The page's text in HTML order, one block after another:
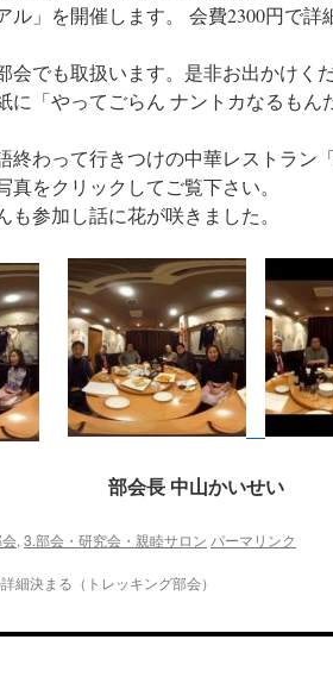
ル」を開催します。 会費2300円で詳
会でも取扱います。是非お出かけくだ
に「やってごらん ナントカなるもん
終わって行きつけの中華レストラン
真をクリックしてご覧下さい。
も参加し話に花が咲きました。
部会長 中山かいせい
, 3.部会・研究会・親睦サロン パーマリンク
細決まる（トレッキング部会）